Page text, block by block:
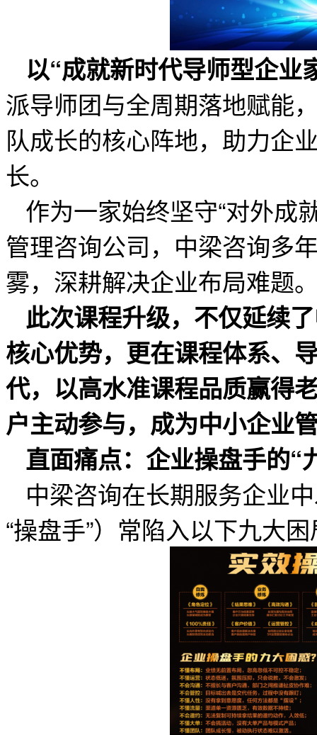
以“成就新时代导师型企业
派导师团与全周期落地赋能
队成长的核心阵地，助力企
长。
作为一家始终坚守“对外成
管理咨询公司，中梁咨询多
雾，深耕解决企业布局难题
此次课程升级，不仅延续
核心优势，更在课程体系、
代，以高水准课程品质赢得
户主动参与，成为中小企业
直面痛点：企业操盘手的“
中梁咨询在长期服务企业
“操盘手”）常陷入以下九大